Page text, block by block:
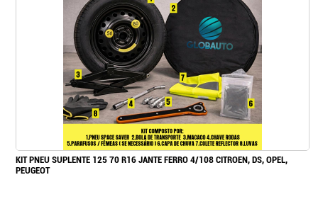
KIT PNEU SUPLENTE 125 70 R16 JANTE FERRO 4/108 CITROEN, DS, OPEL,
PEUGEOT